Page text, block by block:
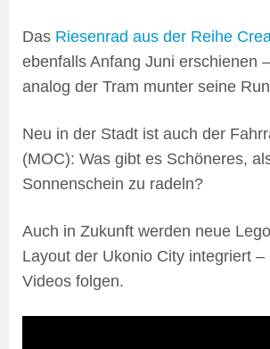
Das Riesenrad aus der Reihe
ebenfalls Anfang Juni erschienen
analog der Tram munter seine
Neu in der Stadt ist auch der
(MOC): Was gibt es Schöneres,
Sonnenschein zu radeln?
Auch in Zukunft werden neue
Layout der Ukonio City integriert –
Videos folgen.